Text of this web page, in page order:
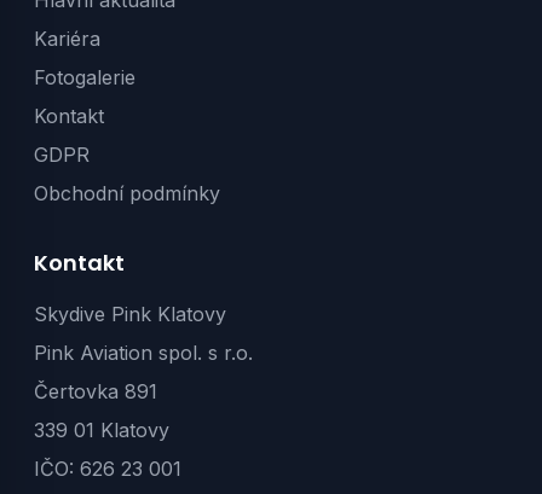
Kariéra
Fotogalerie
Kontakt
GDPR
Obchodní podmínky
Kontakt
Skydive Pink Klatovy
Pink Aviation spol. s r.o.
Čertovka 891
339 01 Klatovy
IČO: 626 23 001